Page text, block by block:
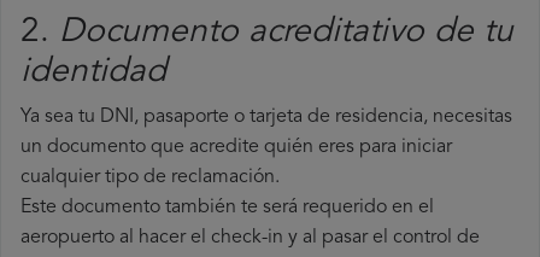
2. Documento acreditativo de tu
identidad
Ya sea tu DNI, pasaporte o tarjeta de residencia, necesitas
un documento que acredite quién eres para iniciar
cualquier tipo de reclamación.
Este documento también te será requerido en el
aeropuerto al hacer el check-in y al pasar el control de